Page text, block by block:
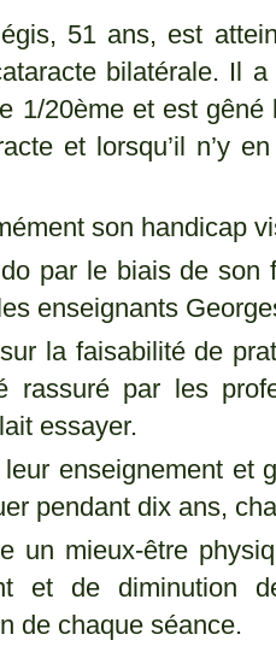
51 ans, est
bilatérale. Il
1/20ème et est gêné
et lorsqu’il n’y
son handicap
par le biais de son
enseignants
la faisabilité de
rassuré par les
essayer.
enseignement et
pendant dix ans,
un mieux-être
et de diminution
de chaque séance.